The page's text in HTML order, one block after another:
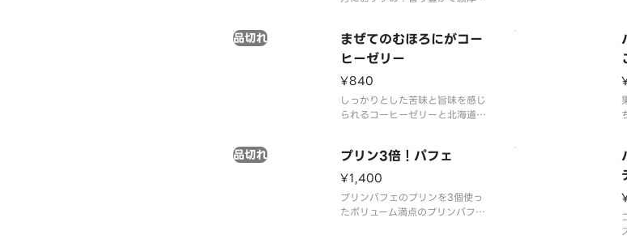
まぜてのむほろにがコー
ヒーゼリー
品切れ
¥840
しっかりとした苦味と旨味を感じ
られるコーヒーゼリーと北海道ミ
クです。
プリン3倍！パフェ
品切れ
¥1,400
プリンパフェのプリンを3個使っ
たボリューム満点のプリンパフェ